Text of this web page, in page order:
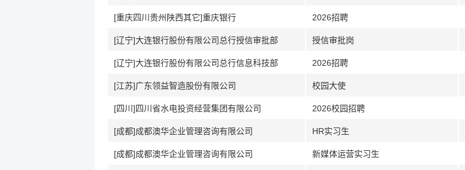
[重庆四川贵州陕西其它]重庆银行 2026招聘
[辽宁]大连银行股份有限公司总行授信审批部 授信审批岗
[辽宁]大连银行股份有限公司总行信息科技部 2026招聘
[江苏]广东领益智造股份有限公司 校园大使
[四川]四川省水电投资经营集团有限公司 2026校园招聘
[成都]成都澳华企业管理咨询有限公司 HR实习生
[成都]成都澳华企业管理咨询有限公司 新媒体运营实习生